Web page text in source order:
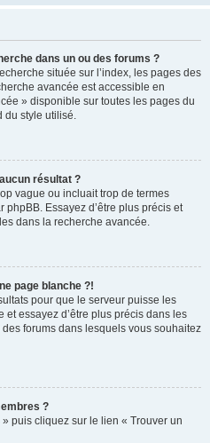
dans un ou des forums ?
située sur l’index, les pages des
avancée est accessible en
» disponible sur toutes les pages du
du style utilisé.
résultat ?
vague ou incluait trop de termes
Essayez d’être plus précis et
dans la recherche avancée.
page blanche ?!
pour que le serveur puisse les
essayez d’être plus précis dans les
forums dans lesquels vous souhaitez
?
puis cliquez sur le lien « Trouver un